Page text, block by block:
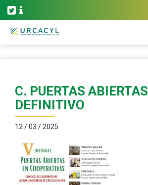
C. PUERTAS ABIERTAS
DEFINITIVO
12 / 03 / 2025